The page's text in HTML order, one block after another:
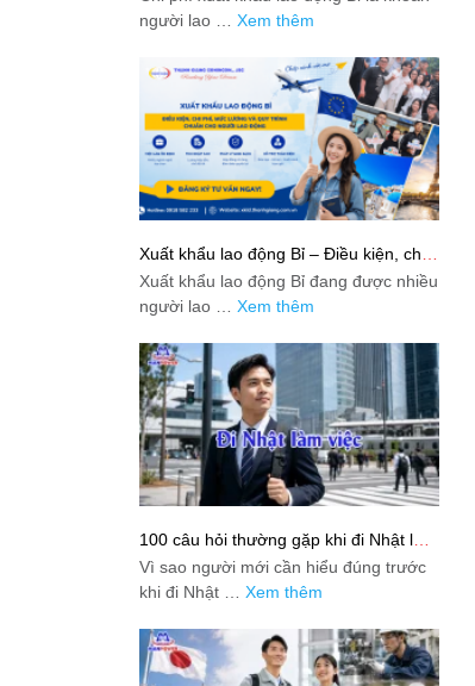
người lao … Xem thêm
Xuất khẩu lao động Bỉ – Điều kiện, chi
phí, mức lương và quy trình chuẩn cho
người lao động
Xuất khẩu lao động Bỉ đang được nhiều
người lao … Xem thêm
100 câu hỏi thường gặp khi đi Nhật làm
việc: Giải đáp thật dễ hiểu cho người
mới bắt đầu
Vì sao người mới cần hiểu đúng trước
khi đi Nhật … Xem thêm